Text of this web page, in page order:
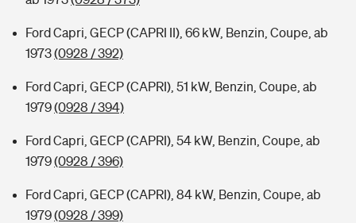
Ford Capri, GECP (CAPRI II), 66 kW, Benzin, Coupe, ab
1973(0928 / 392)
Ford Capri, GECP (CAPRI), 51 kW, Benzin, Coupe, ab
1979(0928 / 394)
Ford Capri, GECP (CAPRI), 54 kW, Benzin, Coupe, ab
1979(0928 / 396)
Ford Capri, GECP (CAPRI), 84 kW, Benzin, Coupe, ab
1979(0928 / 399)